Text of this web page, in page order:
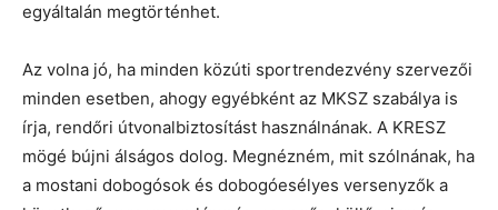
egyáltalán megtörténhet.
Az volna jó, ha minden közúti sportrendezvény szervezői
minden esetben, ahogy egyébként az MKSZ szabálya is
írja, rendőri útvonalbiztosítást használnának. A KRESZ
mögé bújni álságos dolog. Megnézném, mit szólnának, ha
a mostani dobogósok és dobogóesélyes versenyzők a